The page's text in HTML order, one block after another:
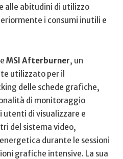
​alle abitudini di ‍utilizzo
i consumi inutili e
MSI​ Afterburner, un
utilizzato per il
⁣delle⁣ schede grafiche,
di monitoraggio
utenti di visualizzare e
del ⁢sistema video,
durante le sessioni
grafiche intensive. La​ sua